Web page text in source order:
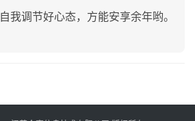
自我调节好心态，方能安享余年哟。